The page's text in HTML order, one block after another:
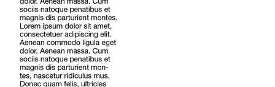
REISEMAGAZINE